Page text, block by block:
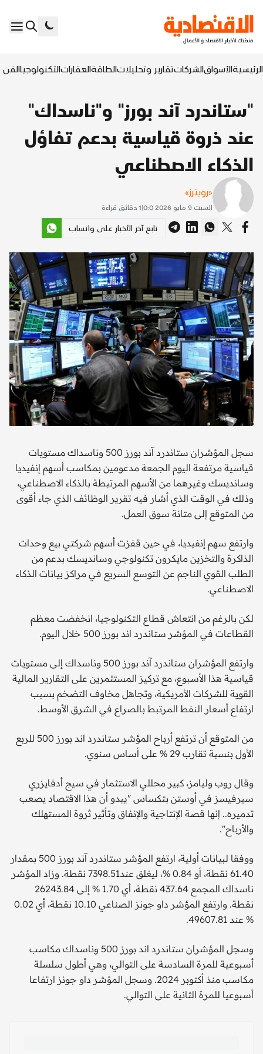
الرئيسيةالأسواقالشركاتتقارير وتحليلاتالطاقةالعقاراتالتكنولوجياالفن
"ستاندرد آند بورز" و"ناسداك"
عند ذروة قياسية بدعم تفاؤل
الذكاء الاصطناعي
«رويترز»
السبت 9 مايو 2026 0:0 |
1 دقائق قراءة
تابع آخر الأخبار على واتساب
سجل المؤشران ستاندرد آند بورز 500 وناسداك مستويات
قياسية مرتفعة اليوم الجمعة مدعومين بمكاسب أسهم إنفيديا
وسانديسك وغيرهما من الأسهم المرتبطة بالذكاء الاصطناعي،
وذلك في الوقت الذي أشار فيه تقرير الوظائف الذي جاء أقوى
من المتوقع إلى متانة سوق العمل.
وارتفع سهم إنفيديا، في حين قفزت أسهم شركتي بيع وحدات
الذاكرة والتخزين مايكرون تكنولوجي وسانديسك بدعم من
الطلب القوي الناجم عن التوسع السريع في مراكز بيانات الذكاء
الاصطناعي.
لكن بالرغم من انتعاش قطاع التكنولوجيا، انخفضت معظم
القطاعات في المؤشر ستاندرد اند بورز 500 خلال اليوم.
وارتفع المؤشران ستاندرد آند بورز 500 وناسداك إلى مستويات
قياسية هذا الأسبوع، مع تركيز المستثمرين على التقارير المالية
القوية للشركات الأمريكية، وتجاهل مخاوف التضخم بسبب
ارتفاع أسعار النفط المرتبط بالصراع في الشرق الأوسط.
من المتوقع أن ترتفع أرباح المؤشر ستاندرد اند بورز 500 للربع
الأول بنسبة تقارب 29 % على أساس سنوي.
وقال روب وليامز، كبير محللي الاستثمار في سيج أدفايزري
سيرفيسز في أوستن بتكساس "يبدو أن هذا الاقتصاد يصعب
تدميره.. إنها قصة الإنتاجية والإنفاق وتأثير ثروة المستهلك
والأرباح".
ووفقا لبيانات أولية، ارتفع المؤشر ستاندرد آند بورز 500 بمقدار
61.40 نقطة، أو 0.84 %، ليغلق عند7398.51 نقطة. وزاد المؤشر
ناسداك المجمع 437.64 نقطة، أي 1.70 % إلى 26243.84
نقطة. وارتفع المؤشر داو جونز الصناعي 10.10 نقطة، أي 0.02
% عند 49607.81.
وسجل المؤشران ستاندرد اند بورز 500 وناسداك مكاسب
أسبوعية للمرة السادسة على التوالي، وهي أطول سلسلة
مكاسب منذ أكتوبر 2024. وسجل المؤشر داو جونز ارتفاعا
أسبوعيا للمرة الثانية على التوالي.